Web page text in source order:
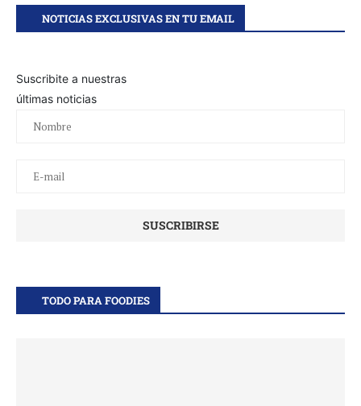
NOTICIAS EXCLUSIVAS EN TU EMAIL
Suscribite a nuestras
últimas noticias
TODO PARA FOODIES